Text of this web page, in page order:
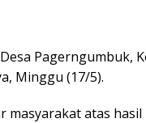
Pagerngumbuk,
Minggu (17/5).
masyarakat atas